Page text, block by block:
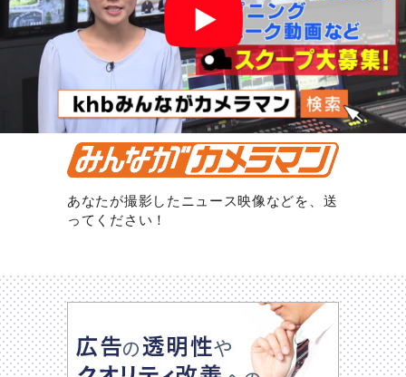
あなたが撮影したニュース映像などを、送
ってください！